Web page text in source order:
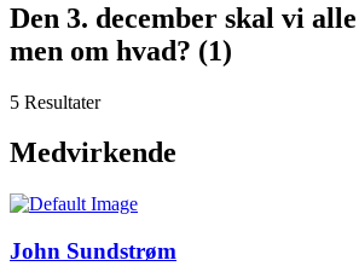
Den 3. december skal vi
men om hvad? (1)
5 Resultater
Medvirkende
John Sundstrøm